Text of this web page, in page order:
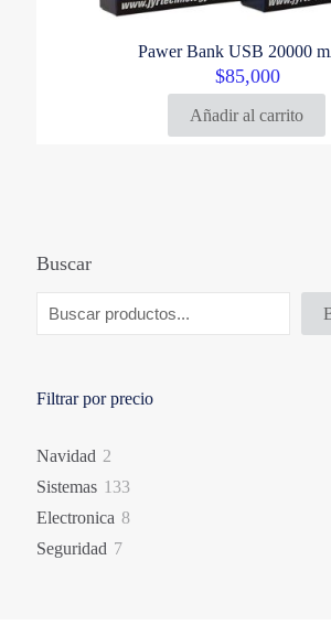
Pawer Bank USB 20000
$85,000
Añadir al carrito
Buscar
Filtrar por precio
Navidad 2
Sistemas 133133
Electronica 88
Seguridad 77